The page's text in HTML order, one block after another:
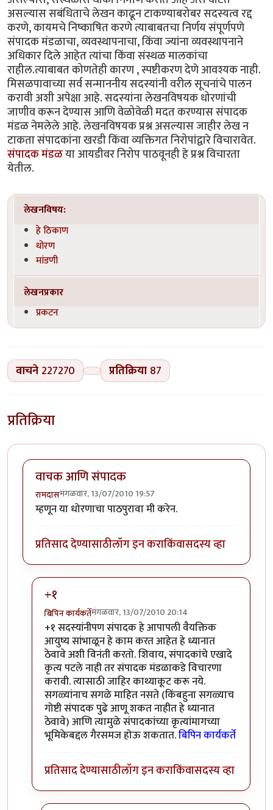
असल्यास सबंधिताचे लेखन काढून टाकण्याबरोबर सदस्यत्व रद्द
करणे, कायमचे निष्काषित करणे त्याबाबतचा निर्णय संपूर्णपणे
संपादक मंडळाचा, व्यवस्थापनाचा, किंवा ज्यांना व्यवस्थापनाने
अधिकार दिले आहेत त्यांचा किंवा संस्थळ मालकांचा
राहील.त्याबाबत कोणतेही कारण , स्पष्टीकरण देणे आवश्यक नाही.
मिसळपावाच्या सर्व सन्माननीय सदस्यांनी वरील सूचनांचे पालन
करावी अशी अपेक्षा आहे. सदस्यांना लेखनविषयक धोरणांची
जाणीव करून देण्यास आणि वेळोवेळी मदत करण्यास संपादक
मंडळ नेमलेले आहे. लेखनविषयक प्रश्न असल्यास जाहीर लेख न
टाकता संपादकांना खरडी किंवा व्यक्तिगत निरोपांद्वारे विचारावेत.
संपादक मंडळया आयडीवर निरोप पाठवूनही हे प्रश्न विचारता
येतील.
लेखनविषय:
हे ठिकाण
धोरण
मांडणी
लेखनप्रकार
प्रकटन
वाचने 227270 प्रतिक्रिया 87
प्रतिक्रिया
वाचक आणि संपादक
रामदासमंगळवार, 13/07/2010 19:57
म्हणून या धोरणाचा पाठपुरावा मी करेन.
प्रतिसाद देण्यासाठीलॉग इन कराकिंवासदस्य व्हा
+१
बिपिन कार्यकर्तेमंगळवार, 13/07/2010 20:14
In reply toवाचक आणि संपादकbyरामदास
+१ सदस्यांनीपण संपादक हे आपापली वैयक्तिक
आयुष्य सांभाळून हे काम करत आहेत हे ध्यानात
ठेवावे अशी विनंती करतो. शिवाय, संपादकांचे एखादे
कृत्य पटले नाही तर संपादक मंडळाकडे विचारणा
करावी. त्यासाठी जाहिर काथ्याकूट करू नये.
सगळ्यांनाच सगळे माहित नसते (किंबहुना सगळ्याच
गोष्टी संपादक पुढे आणू शकत नाहीत हे ध्यानात
ठेवावे) आणि त्यामुळे संपादकांच्या कृत्यांमागच्या
भूमिकेबद्दल गैरसमज होऊ शकतात.बिपिन कार्यकर्ते
प्रतिसाद देण्यासाठीलॉग इन कराकिंवासदस्य व्हा